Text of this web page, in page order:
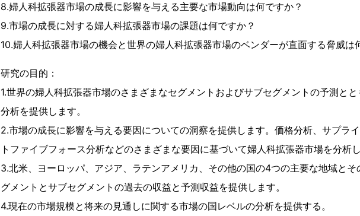
8.婦人科拡張器市場の成長に影響を与える主要な市場動向は何ですか？
9.市場の成長に対する婦人科拡張器市場の課題は何ですか？
10.婦人科拡張器市場の機会と世界の婦人科拡張器市場のベンダーが直面する脅威は
研究の目的：
1.世界の婦人科拡張器市場のさまざまなセグメントおよびサブセグメントの予測と
分析を提供します。
2.市場の成長に影響を与える要因についての洞察を提供します。価格分析、サプラ
トファイブフォース分析などのさまざまな要因に基づいて婦人科拡張器市場を分析し
3.北米、ヨーロッパ、アジア、ラテンアメリカ、その他の国の4つの主要な地域と
グメントとサブセグメントの過去の収益と予測収益を提供します。
4.現在の市場規模と将来の見通しに関する市場の国レベルの分析を提供する。